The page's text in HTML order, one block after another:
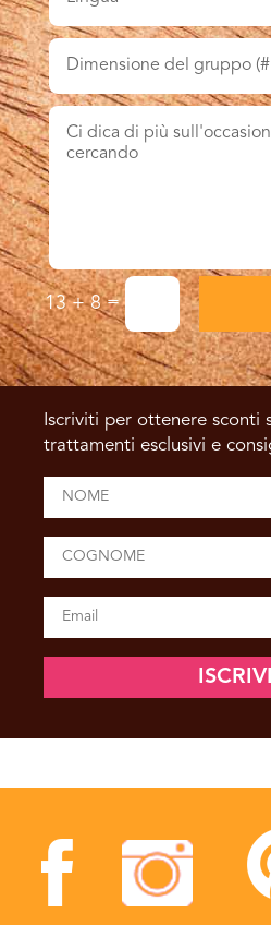
13 + 8=
Iscriviti per ottenere sconti
trattamenti esclusivi e